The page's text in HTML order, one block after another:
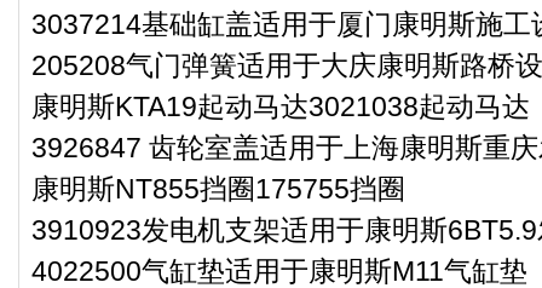
3037214基础缸盖适用于厦门康明斯施工
205208气门弹簧适用于大庆康明斯路桥
康明斯KTA19起动马达3021038起动马达
3926847 齿轮室盖适用于上海康明斯重
康明斯NT855挡圈175755挡圈
3910923发电机支架适用于康明斯
4022500气缸垫适用于康明斯M11气缸垫